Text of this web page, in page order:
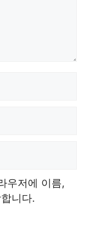
우저에 이름,
니다.